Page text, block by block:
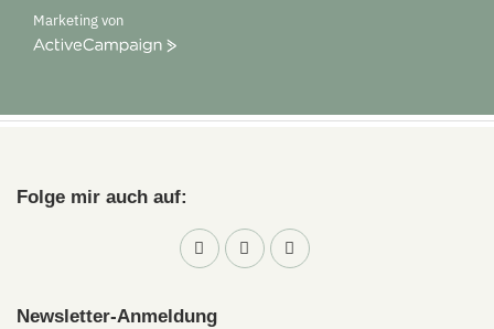
Marketing von
ActiveCampaign
Folge mir auch auf:
Newsletter-Anmeldung